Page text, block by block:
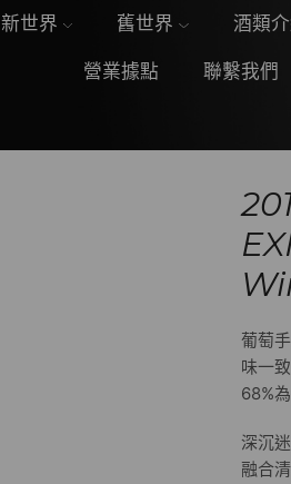
新世界 舊世界 酒類
營業據點 聯繫我們
葡萄
味一
68%
深沉
融合